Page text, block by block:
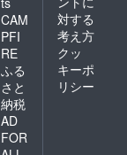
CAM
PFI
RE
ふる
さと
納税
AD
FOR
対する
考え方
クッ
キーポ
リシー